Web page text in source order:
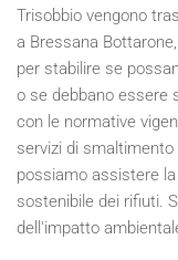
Trisobbio vengono
a Bressana
per stabilire se
o se debbano essere
con le normative
servizi di
possiamo assistere
sostenibile dei rifiuti.
dell'impatto